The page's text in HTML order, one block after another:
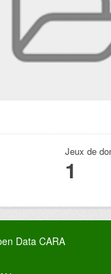
Jeux de
1
Data CARA